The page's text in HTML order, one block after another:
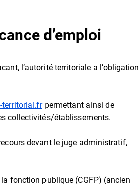
d’emploi
l’autorité territoriale a l’obligation
territorial.frpermettant ainsi de
collectivités/établissements.
devant le juge administratif,
fonction publique (CGFP) (ancien